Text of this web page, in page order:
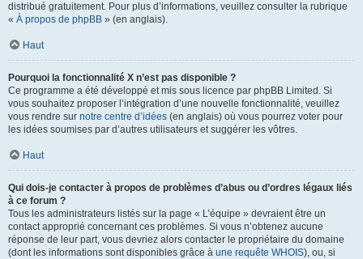
distribué gratuitement. Pour plus d’informations, veuillez consulter la rubrique
« À propos de phpBB » (en anglais).
Haut
Pourquoi la fonctionnalité X n’est pas disponible ?
Ce programme a été développé et mis sous licence par phpBB Limited. Si
vous souhaitez proposer l’intégration d’une nouvelle fonctionnalité, veuillez
vous rendre sur notre centre d’idées (en anglais) où vous pourrez voter pour
les idées soumises par d’autres utilisateurs et suggérer les vôtres.
Haut
Qui dois-je contacter à propos de problèmes d’abus ou d’ordres légaux liés
à ce forum ?
Tous les administrateurs listés sur la page « L’équipe » devraient être un
contact approprié concernant ces problèmes. Si vous n’obtenez aucune
réponse de leur part, vous devriez alors contacter le propriétaire du domaine
(dont les informations sont disponibles grâce à une requête WHOIS), ou, si